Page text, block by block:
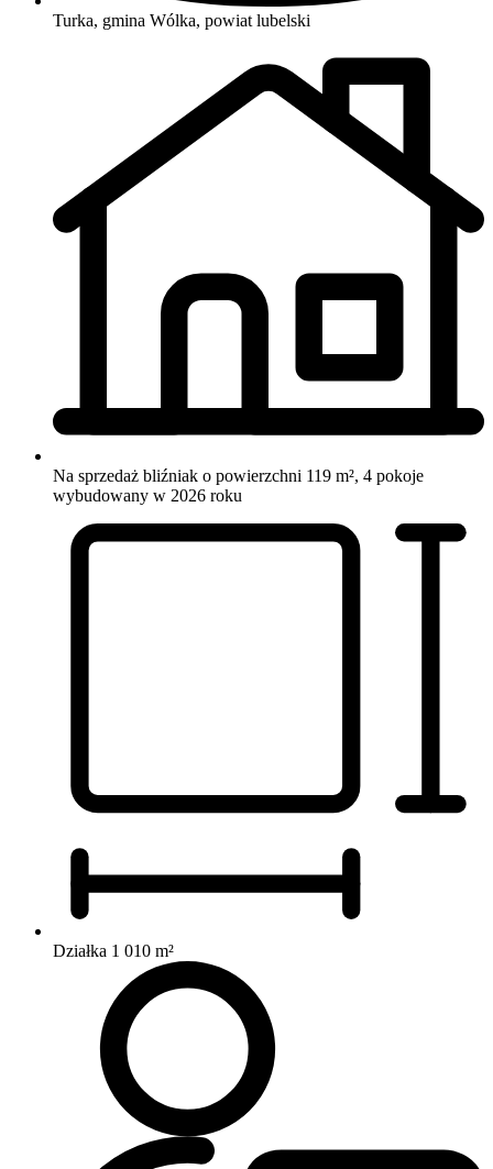
Turka, gmina Wólka, powiat lubelski
Na sprzedaż bliźniak o powierzchni 119 m², 4 pokoje
wybudowany w 2026 roku
Działka 1 010 m²